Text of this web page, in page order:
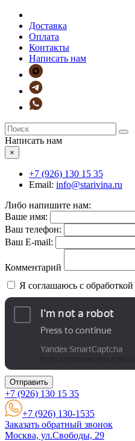
Доставка
Оплата
Контакты
Написать нам
Написать нам
×
+7 (926) 130 15 35
Email: info@starivina.ru
Либо напишите нам:
Ваше имя:
Ваш телефон:
Ваш E-mail:
Комментарий
Я соглашаюсь с обработкой
Отправить
+7 (926) 130 15 35
+7 (926) 130-1535
Заказать обратный звонок
Москва, ул.Свободы, 29